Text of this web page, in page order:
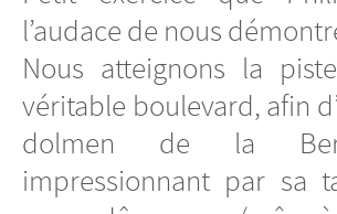
l’audace de nous
Nous atteignons la
véritable boulevard, afin
dolmen de la
impressionnant par sa